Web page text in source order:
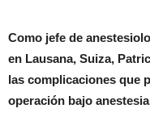
Como jefe de
en Lausana, Suiza,
las complicaciones que
operación bajo